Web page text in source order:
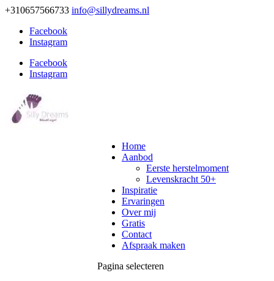
+310657566733 info@sillydreams.nl
Facebook
Instagram
Facebook
Instagram
Home
Aanbod
Eerste herstelmoment
Levenskracht 50+
Inspiratie
Ervaringen
Over mij
Gratis
Contact
Afspraak maken
Pagina selecteren